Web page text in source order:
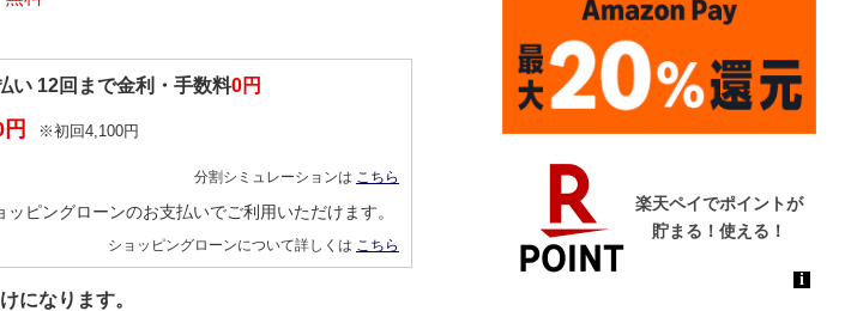
い 12回まで金利・手数料0円
円 ※初回4,100円
分割シミュレーションは こちら
ピングローンのお支払いでご利用いただけます。
ショッピングローンについて詳しくは こちら
になります。